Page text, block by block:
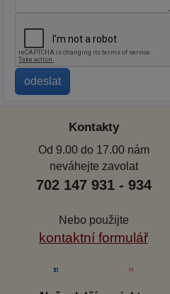
Kontakty
Od 9.00 do 17.00 nám
neváhejte zavolat
702 147 931 - 934
Nebo použijte
kontaktní formulář